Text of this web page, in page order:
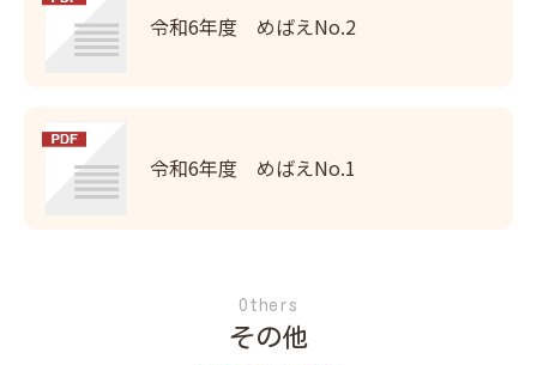
令和6年度 めばえNo.2
令和6年度 めばえNo.1
Others
その他